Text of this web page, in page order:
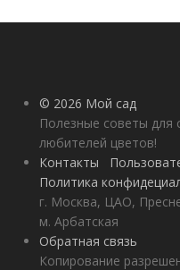
© 2026 Мой сад
Полезные советы для
любителей цветов!
Контакты
Политика
г. Москва, ЦАО,
м. Арбатская
Обратная связь
Копирование